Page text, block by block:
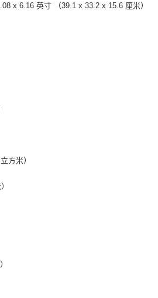
x 6.16 英寸 （39.1 x 33.2 x 15.6 厘米）
方米）